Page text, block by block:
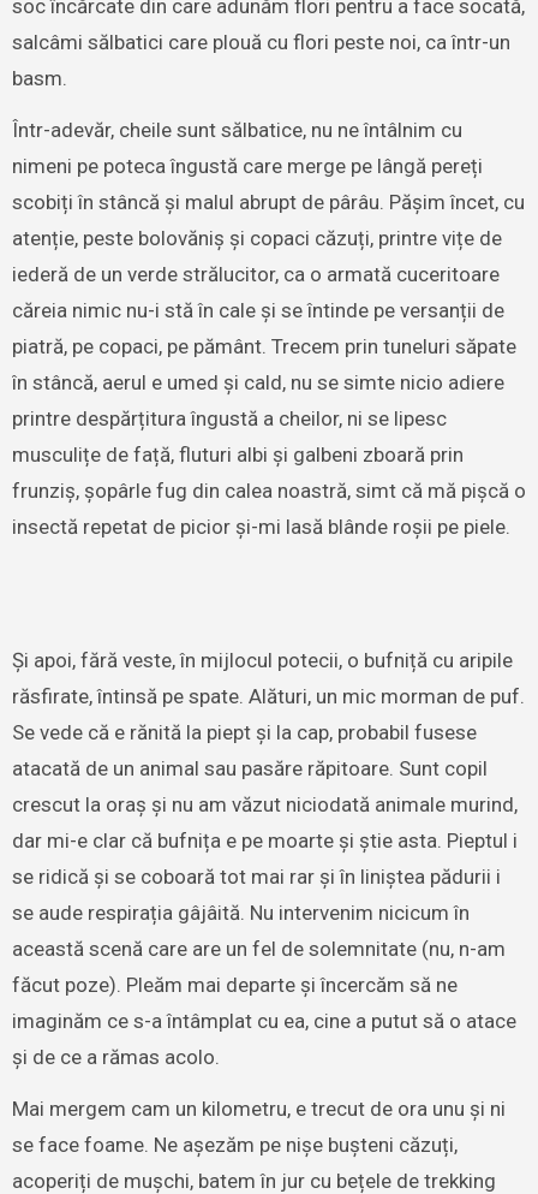
soc încărcate din care adunăm flori pentru a face socată,
salcâmi sălbatici care plouă cu flori peste noi, ca într-un
basm.
Într-adevăr, cheile sunt sălbatice, nu ne întâlnim cu
nimeni pe poteca îngustă care merge pe lângă pereți
scobiți în stâncă și malul abrupt de pârâu. Pășim încet, cu
atenție, peste bolovăniș și copaci căzuți, printre vițe de
iederă de un verde strălucitor, ca o armată cuceritoare
căreia nimic nu-i stă în cale și se întinde pe versanții de
piatră, pe copaci, pe pământ. Trecem prin tuneluri săpate
în stâncă, aerul e umed și cald, nu se simte nicio adiere
printre despărțitura îngustă a cheilor, ni se lipesc
musculițe de față, fluturi albi și galbeni zboară prin
frunziș, șopârle fug din calea noastră, simt că mă pișcă o
insectă repetat de picior și-mi lasă blânde roșii pe piele.
Și apoi, fără veste, în mijlocul potecii, o bufniță cu aripile
răsfirate, întinsă pe spate. Alături, un mic morman de puf.
Se vede că e rănită la piept și la cap, probabil fusese
atacată de un animal sau pasăre răpitoare. Sunt copil
crescut la oraș și nu am văzut niciodată animale murind,
dar mi-e clar că bufnița e pe moarte și știe asta. Pieptul i
se ridică și se coboară tot mai rar și în liniștea pădurii i
se aude respirația gâjâită. Nu intervenim nicicum în
această scenă care are un fel de solemnitate (nu, n-am
făcut poze). Pleăm mai departe și încercăm să ne
imaginăm ce s-a întâmplat cu ea, cine a putut să o atace
și de ce a rămas acolo.
Mai mergem cam un kilometru, e trecut de ora unu și ni
se face foame. Ne așezăm pe nișe bușteni căzuți,
acoperiți de mușchi, batem în jur cu bețele de trekking